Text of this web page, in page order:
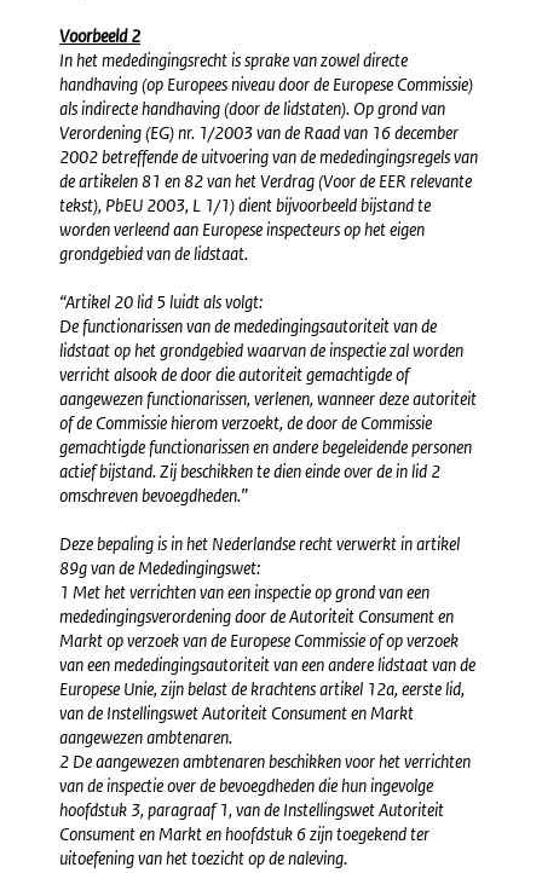
Voorbeeld 2
In het mededingingsrecht is sprake van zowel directe
handhaving (op Europees niveau door de Europese Commissie)
als indirecte handhaving (door de lidstaten). Op grond van
Verordening (EG) nr. 1/2003 van de Raad van 16 december
2002 betreffende de uitvoering van de mededingingsregels van
de artikelen 81 en 82 van het Verdrag (Voor de EER relevante
tekst), PbEU 2003, L 1/1) dient bijvoorbeeld bijstand te
worden verleend aan Europese inspecteurs op het eigen
grondgebied van de lidstaat.
“Artikel 20 lid 5 luidt als volgt:
De functionarissen van de mededingingsautoriteit van de
lidstaat op het grondgebied waarvan de inspectie zal worden
verricht alsook de door die autoriteit gemachtigde of
aangewezen functionarissen, verlenen, wanneer deze autoriteit
of de Commissie hierom verzoekt, de door de Commissie
gemachtigde functionarissen en andere begeleidende personen
actief bijstand. Zij beschikken te dien einde over de in lid 2
omschreven bevoegdheden.”
Deze bepaling is in het Nederlandse recht verwerkt in artikel
89g van de Mededingingswet:
1 Met het verrichten van een inspectie op grond van een
mededingingsverordening door de Autoriteit Consument en
Markt op verzoek van de Europese Commissie of op verzoek
van een mededingingsautoriteit van een andere lidstaat van de
Europese Unie, zijn belast de krachtens artikel 12a, eerste lid,
van de Instellingswet Autoriteit Consument en Markt
aangewezen ambtenaren.
2 De aangewezen ambtenaren beschikken voor het verrichten
van de inspectie over de bevoegdheden die hun ingevolge
hoofdstuk 3, paragraaf 1, van de Instellingswet Autoriteit
Consument en Markt en hoofdstuk 6 zijn toegekend ter
uitoefening van het toezicht op de naleving.